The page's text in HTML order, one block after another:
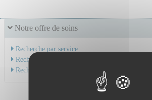
Notre offre de soins
Recherche par service
Recherche par spécialité
Recherche par médecin